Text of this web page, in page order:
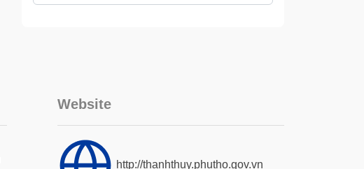
Website
http://thanhthuy.phutho.gov.vn